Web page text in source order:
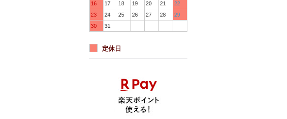
16
17 18 19 20 21
22
23
24 25 26 27 28
29
30
31
定休日